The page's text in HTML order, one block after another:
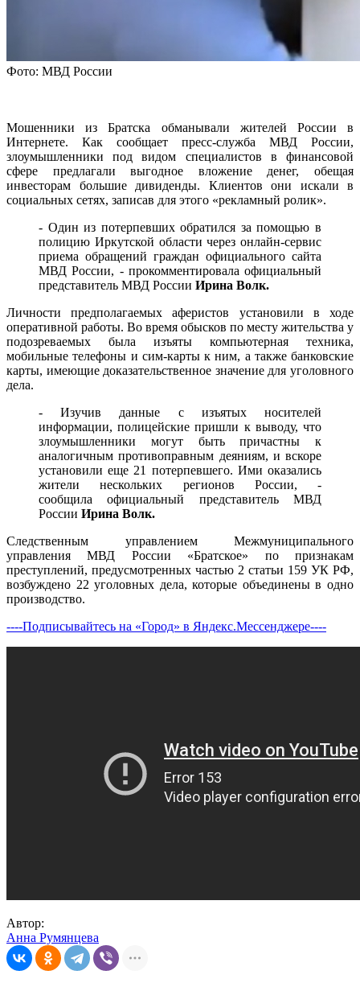
Фото: МВД России
Мошенники из Братска обманывали жителей России в
Интернете. Как сообщает пресс-служба МВД России,
злоумышленники под видом специалистов в финансовой
сфере предлагали выгодное вложение денег, обещая
инвесторам большие дивиденды. Клиентов они искали в
социальных сетях, записав для этого «рекламный ролик».
- Один из потерпевших обратился за помощью в
полицию Иркутской области через онлайн-сервис
приема обращений граждан официального сайта
МВД России, - прокомментировала официальный
представитель МВД России Ирина Волк.
Личности предполагаемых аферистов установили в ходе
оперативной работы. Во время обысков по месту жительства у
подозреваемых была изъяты компьютерная техника,
мобильные телефоны и сим-карты к ним, а также банковские
карты, имеющие доказательственное значение для уголовного
дела.
- Изучив данные с изъятых носителей
информации, полицейские пришли к выводу, что
злоумышленники могут быть причастны к
аналогичным противоправным деяниям, и вскоре
установили еще 21 потерпевшего. Ими оказались
жители нескольких регионов России, -
сообщила официальный представитель МВД
России Ирина Волк.
Следственным управлением Межмуниципального
управления МВД России «Братское» по признакам
преступлений, предусмотренных частью 2 статьи 159 УК РФ,
возбуждено 22 уголовных дела, которые объединены в одно
производство.
----Подписывайтесь на «Город» в Яндекс.Мессенджере----
Автор:
Анна Румянцева